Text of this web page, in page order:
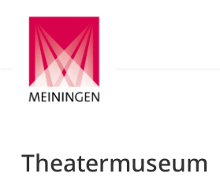
Theatermuseum